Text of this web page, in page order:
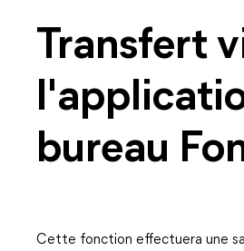
Transfert
bureau
Cette fonction effectuera une